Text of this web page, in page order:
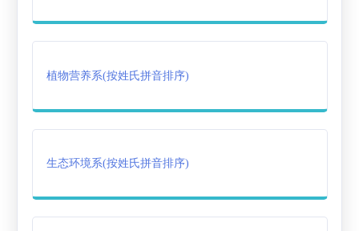
植物营养系(按姓氏拼音排序)
生态环境系(按姓氏拼音排序)